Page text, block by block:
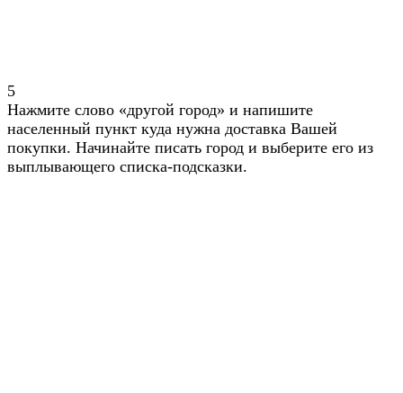
5
Нажмите слово «другой город» и напишите
населенный пункт куда нужна доставка Вашей
покупки. Начинайте писать город и выберите его из
выплывающего списка-подсказки.